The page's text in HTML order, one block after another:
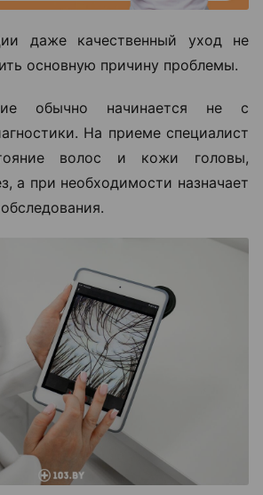
даже качественный уход не
основную причину проблемы.
обычно начинается не с
На приеме специалист
волос и кожи головы,
а при необходимости назначает